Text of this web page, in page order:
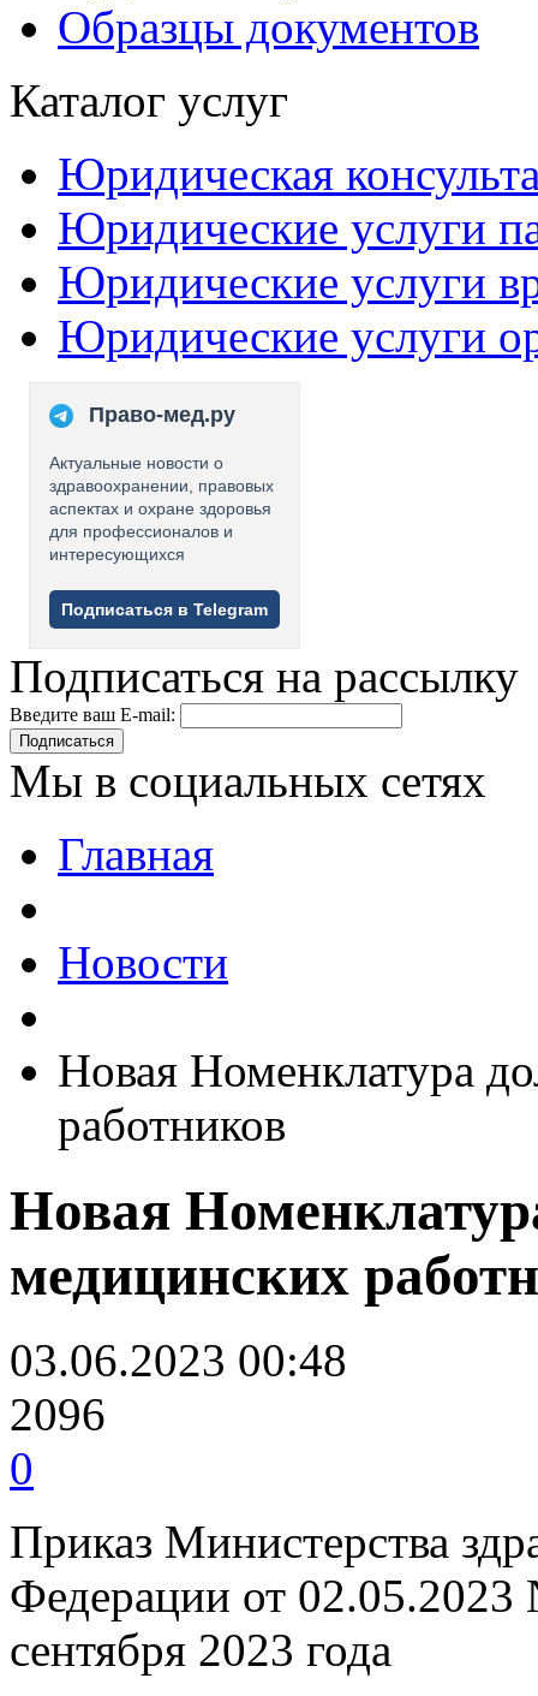
Образцы документов
Каталог услуг
Юридическая
Юридические услуги
Юридические услуги
Юридические услуги
Право-мед.ру
Актуальные новости о
здравоохранении, правовых
аспектах и охране здоровья
для профессионалов и
интересующихся
Подписаться в Telegram
Подписаться на рассылку
Введите ваш E-mail:
Подписаться
Мы в социальных сетях
Главная
Новости
Новая Номенклатура
работников
Новая
медицинских
03.06.2023 00:48
2096
0
Приказ Министерства
Федерации от 02.05.2023
сентября 2023 года